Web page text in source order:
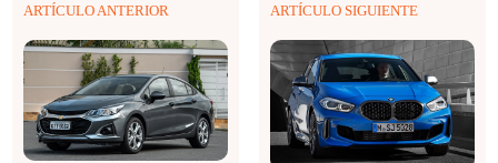
ARTÍCULO ANTERIOR ARTÍCULO SIGUIENTE